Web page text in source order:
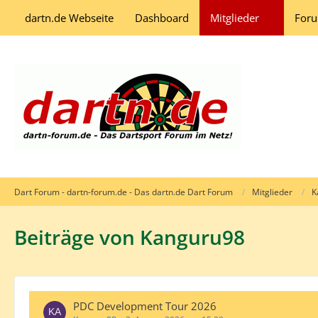
dartn.de Webseite Dashboard Mitglieder
Dart Forum - dartn-forum.de - Das dartn.de Dart Forum Mitglieder
Beiträge von Kanguru98
PDC Development Tour 2026